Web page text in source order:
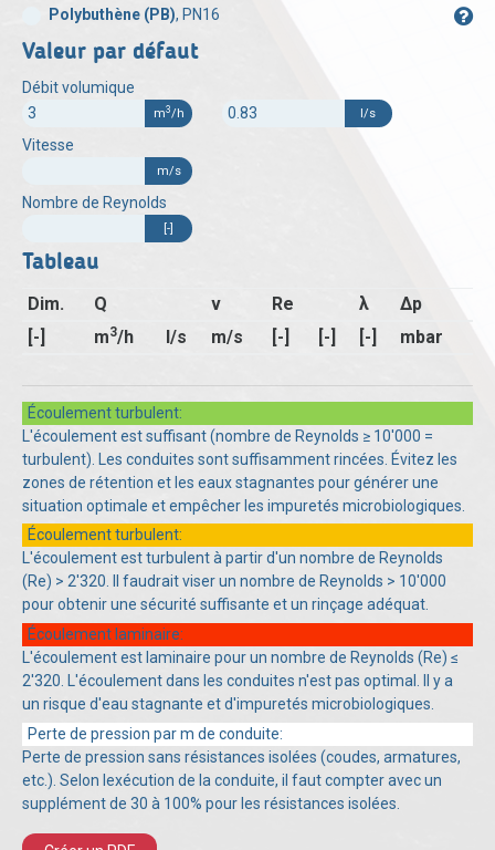
Polybuthène (PB), PN16
Valeur par défaut
Débit volumique
m3/h l/s
Vitesse
m/s
Nombre de Reynolds
[-]
Tableau
Dim. Q v Re λ
Δp
[-]
m3/h l/s m/s [-] [-] [-] mbar
Écoulement turbulent:
L'écoulement est suffisant (nombre de Reynolds ≥ 10'000 =
turbulent). Les conduites sont suffisamment rincées. Évitez les
zones de rétention et les eaux stagnantes pour générer une
situation optimale et empêcher les impuretés microbiologiques.
Écoulement turbulent:
L'écoulement est turbulent à partir d'un nombre de Reynolds
(Re) > 2'320. Il faudrait viser un nombre de Reynolds > 10'000
pour obtenir une sécurité suffisante et un rinçage adéquat.
Écoulement laminaire:
L'écoulement est laminaire pour un nombre de Reynolds (Re) ≤
2'320. L'écoulement dans les conduites n'est pas optimal. Il y a
un risque d'eau stagnante et d'impuretés microbiologiques.
Perte de pression par m de conduite:
Perte de pression sans résistances isolées (coudes, armatures,
etc.). Selon lexécution de la conduite, il faut compter avec un
supplément de 30 à 100% pour les résistances isolées.